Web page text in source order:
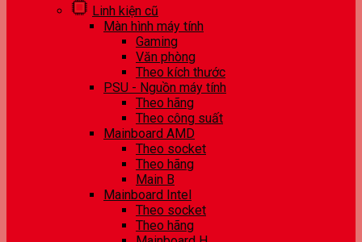
Linh kiện cũ
Màn hình máy tính
Gaming
Văn phòng
Theo kích thước
PSU - Nguồn máy tính
Theo hãng
Theo công suất
Mainboard AMD
Theo socket
Theo hãng
Main B
Mainboard Intel
Theo socket
Theo hãng